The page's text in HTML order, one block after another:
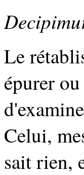
Le
épurer
Celui,
sait rien,